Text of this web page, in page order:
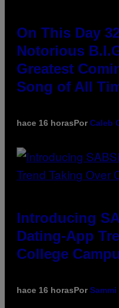
On This Day
Notorious
Greatest
Song of All
hace 16 horasPorCaleb
Introducing
Dating-App
College
hace 16 horasPorSammi